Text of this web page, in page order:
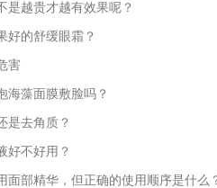
是越贵才越有效果呢？
好的舒缓眼霜？
害
海藻面膜敷脸吗？
是去角质？
好不好用？
面部精华，但正确的使用顺序是什么